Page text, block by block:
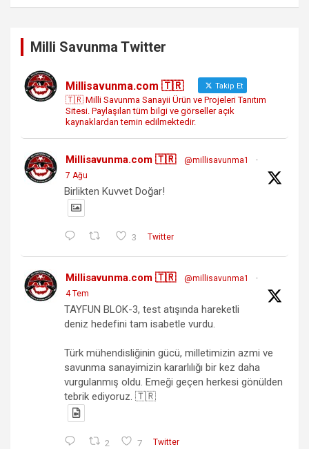
Milli Savunma Twitter
Millisavunma.com 🇹🇷 Takip Et
🇹🇷 Milli Savunma Sanayii Ürün ve Projeleri Tanıtım
Sitesi. Paylaşılan tüm bilgi ve görseller açık
kaynaklardan temin edilmektedir.
Millisavunma.com 🇹🇷 @millisavunma1
·
7 Ağu
Birlikten Kuvvet Doğar!
3 Twitter
Millisavunma.com 🇹🇷 @millisavunma1
·
4 Tem
TAYFUN BLOK-3, test atışında hareketli
deniz hedefini tam isabetle vurdu.
Türk mühendisliğinin gücü, milletimizin azmi ve
savunma sanayimizin kararlılığı bir kez daha
vurgulanmış oldu. Emeği geçen herkesi gönülden
tebrik ediyoruz. 🇹🇷
2 7 Twitter